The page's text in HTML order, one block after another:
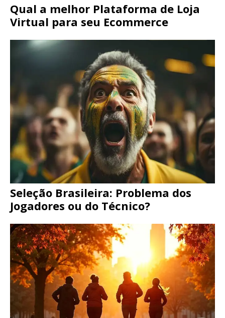
Qual a melhor Plataforma de Loja
Virtual para seu Ecommerce
Seleção Brasileira: Problema dos
Jogadores ou do Técnico?